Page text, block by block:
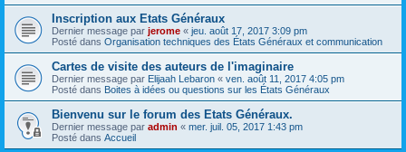
Inscription aux Etats Généraux
Dernier message par jerome « jeu. août 17, 2017 3:09 pm
Posté dans Organisation techniques des États Généraux et communication
Cartes de visite des auteurs de l'imaginaire
Dernier message par Elijaah Lebaron « ven. août 11, 2017 4:05 pm
Posté dans Boites à idées ou questions sur les États Généraux
Bienvenu sur le forum des Etats Généraux.
Dernier message par admin « mer. juil. 05, 2017 1:43 pm
Posté dans Accueil